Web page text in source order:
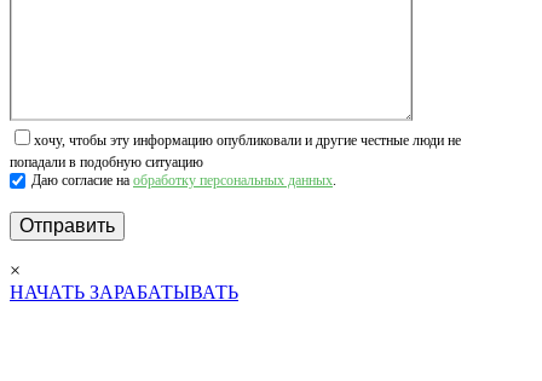
хочу, чтобы эту информацию опубликовали и другие честные люди не
попадали в подобную ситуацию
Даю согласие на обработку персональных данных.
×
НАЧАТЬ ЗАРАБАТЫВАТЬ